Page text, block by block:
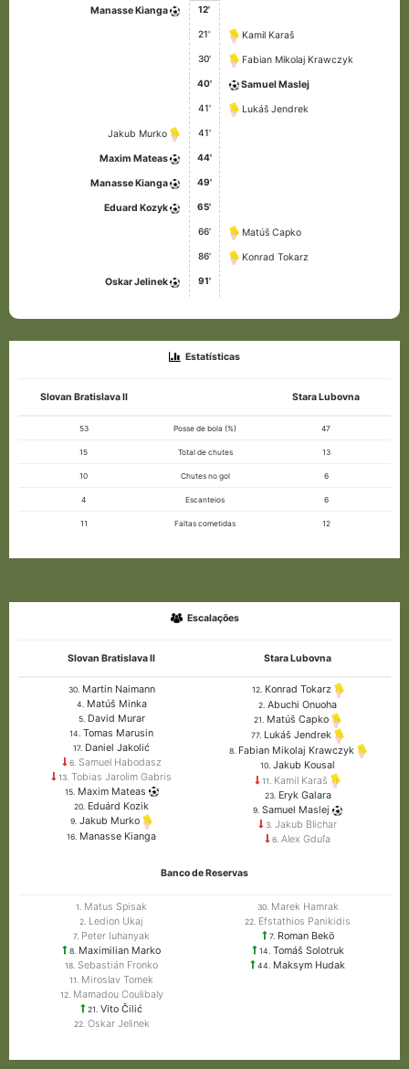
Manasse Kianga 12'
21' Kamil Karaš
30' Fabian Mikolaj Krawczyk
40' Samuel Maslej
41' Lukáš Jendrek
Jakub Murko 41'
Maxim Mateas 44'
Manasse Kianga 49'
Eduard Kozyk 65'
66' Matúš Capko
86' Konrad Tokarz
Oskar Jelinek 91'
Estatísticas
Slovan Bratislava II Stara Lubovna
53 Posse de bola (%) 47
15 Total de chutes 13
10 Chutes no gol 6
4 Escanteios 6
11 Faltas cometidas 12
Escalações
Slovan Bratislava II Stara Lubovna
30.Martin Naimann
4. Matúš Minka
5.David Murar
14. Tomas Marusin
17. Daniel Jakolić
6.Samuel Habodasz
13. Tobias Jarolim Gabris
15.Maxim Mateas
20. Eduárd Kozik
9. Jakub Murko
16. Manasse Kianga
12.Konrad Tokarz
2. Abuchi Onuoha
21. Matúš Capko
77. Lukáš Jendrek
8.Fabian Mikolaj Krawczyk
10. Jakub Kousal
11. Kamil Karaš
23.Eryk Galara
9. Samuel Maslej
3. Jakub Blichar
6. Alex Gduľa
Banco de Reservas
1. Matus Spisak
2. Ledion Ukaj
7. Peter Iuhanyak
8. Maximilian Marko
18. Sebastián Fronko
11. Miroslav Tomek
12.Mamadou Coulibaly
21. Vito Čilić
22.Oskar Jelinek
30.Marek Hamrak
22. Efstathios Panikidis
7.Roman Bekö
14. Tomáš Solotruk
44. Maksym Hudak